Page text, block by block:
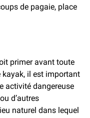
de pagaie, place
primer avant toute
kayak, il est important
activité dangereuse
d’autres
naturel dans lequel